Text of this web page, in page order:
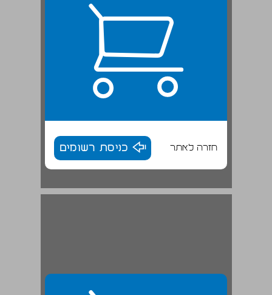
חזרה לאתר כניסת רשומים